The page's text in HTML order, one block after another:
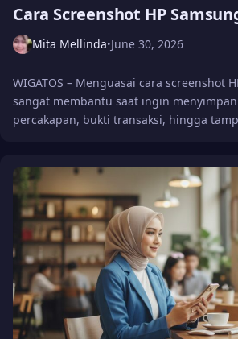
Cara Screenshot HP
Mita Mellinda•June 30, 2026
WIGATOS – Menguasai cara screenshot
sangat membantu saat ingin
percakapan, bukti transaksi, hingga